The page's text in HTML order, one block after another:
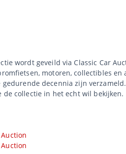
wordt geveild via Classic Car
motoren, collectibles
decennia zijn
collectie in het echt wil bekijken.